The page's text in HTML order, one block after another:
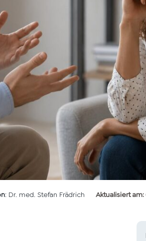
: Dr. med. Stefan Frädrich Aktualisiert am: